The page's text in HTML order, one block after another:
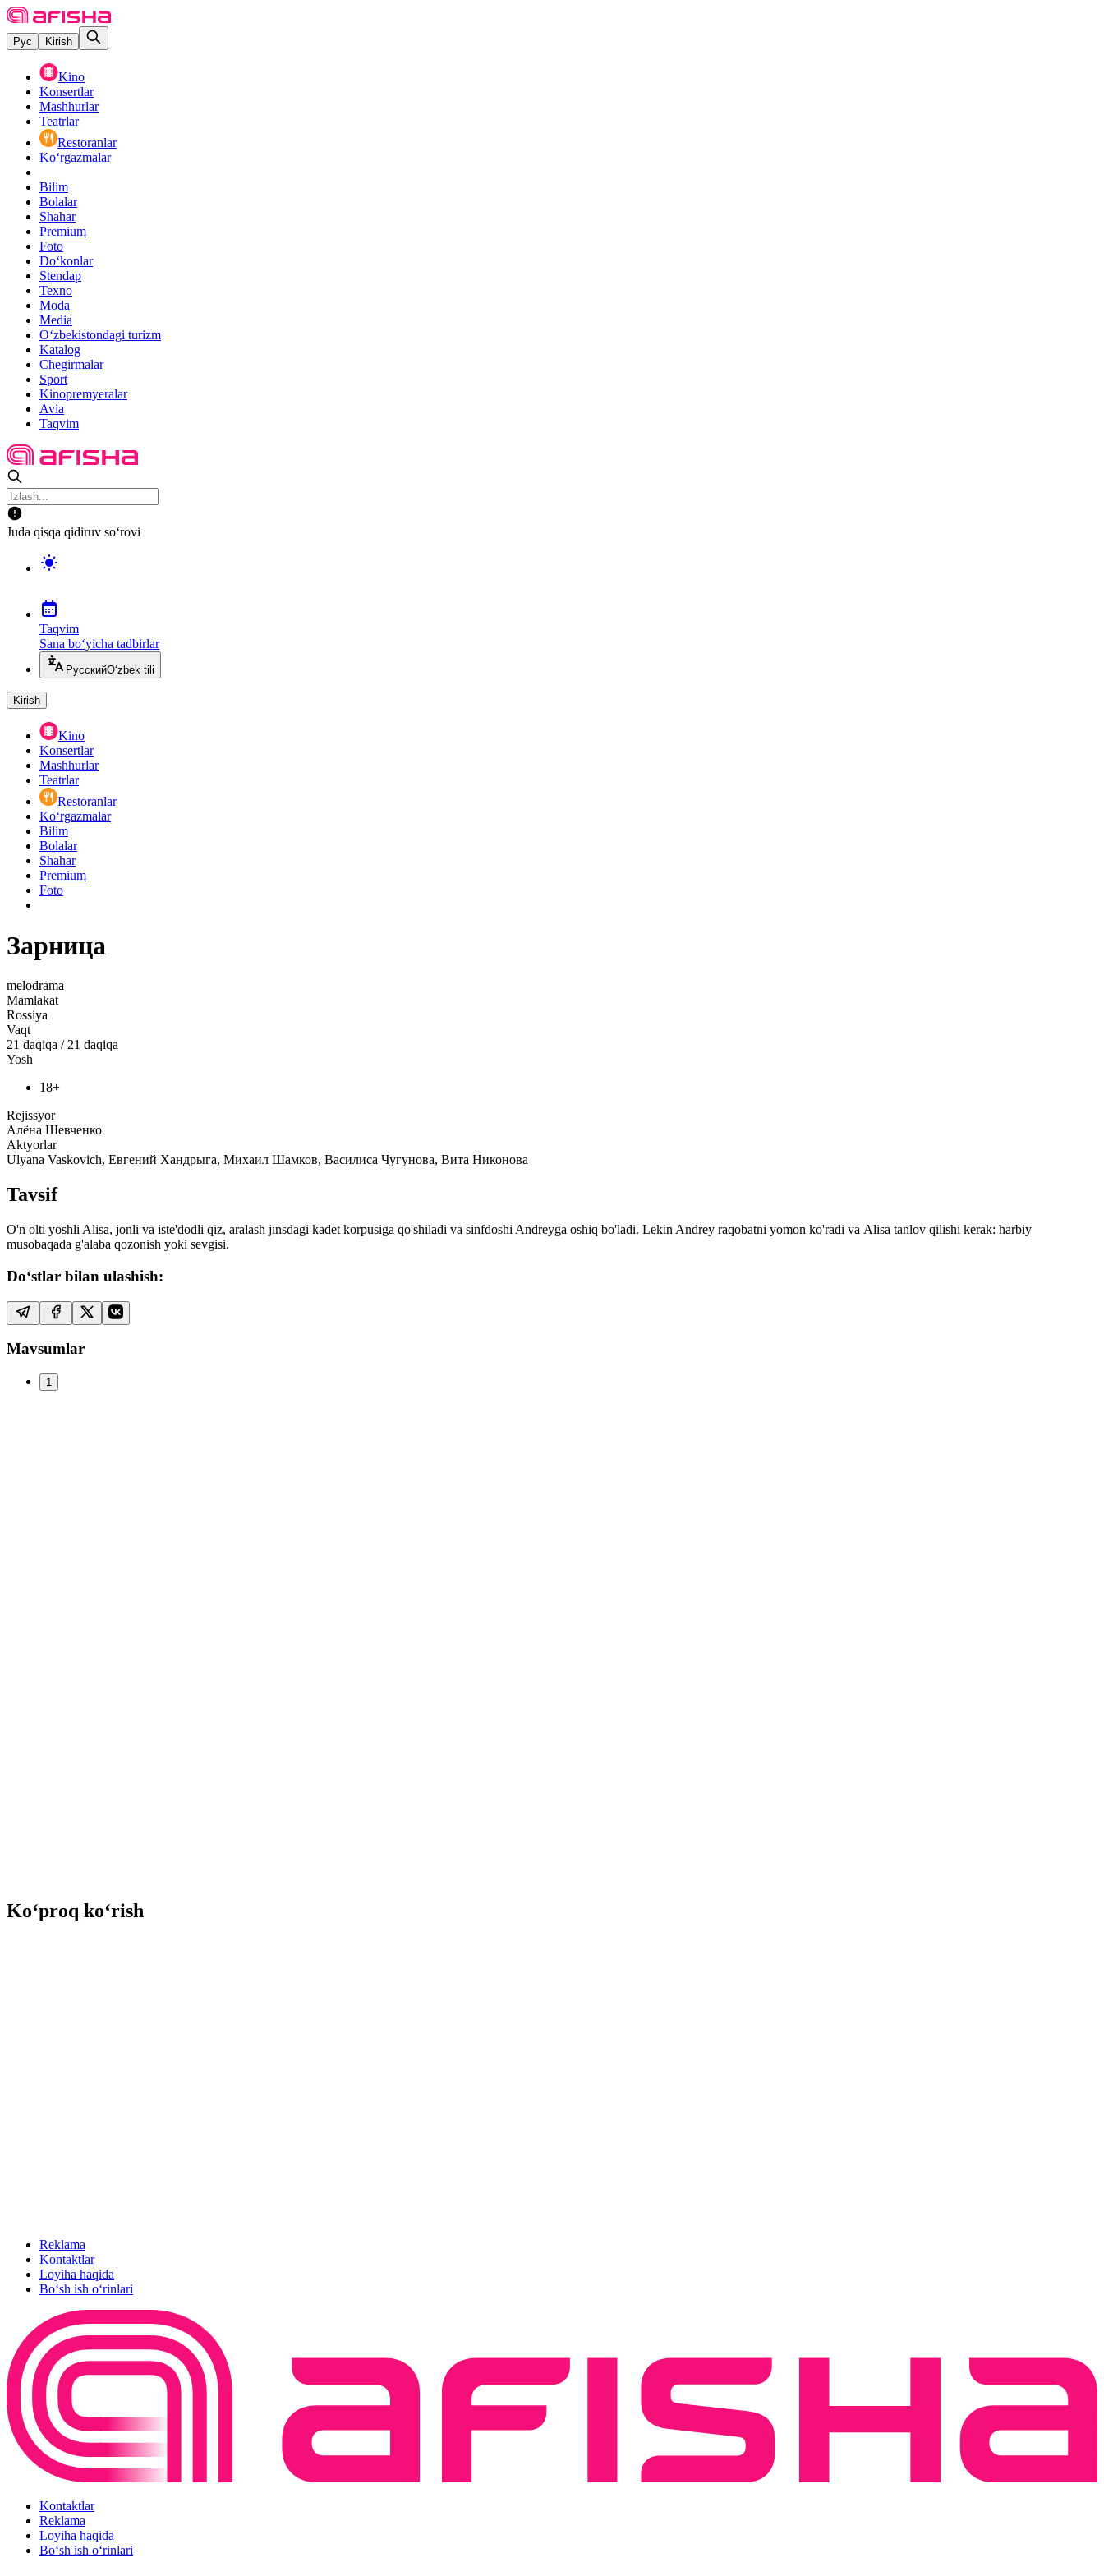
Рус Kirish
Kino
Konsertlar
Mashhurlar
Teatrlar
Restoranlar
Ko‘rgazmalar
Bilim
Bolalar
Shahar
Premium
Foto
Do‘konlar
Stendap
Texno
Moda
Media
O‘zbekistondagi turizm
Katalog
Chegirmalar
Sport
Kinopremyeralar
Avia
Taqvim
Juda qisqa qidiruv so‘rovi
Taqvim
Sana bo‘yicha tadbirlar
РусскийO‘zbek tili
Kirish
Kino
Konsertlar
Mashhurlar
Teatrlar
Restoranlar
Ko‘rgazmalar
Bilim
Bolalar
Shahar
Premium
Foto
Зарница
melodrama
Mamlakat
Rossiya
Vaqt
21 daqiqa / 21 daqiqa
Yosh
18+
Rejissyor
Алёна Шевченко
Aktyorlar
Ulyana Vaskovich, Евгений Хандрыга, Михаил Шамков, Василиса Чугунова, Вита Никонова
Tavsif
O'n olti yoshli Alisa, jonli va iste'dodli qiz, aralash jinsdagi kadet korpusiga qo'shiladi va sinfdoshi Andreyga oshiq bo'ladi. Lekin Andrey raqobatni yomon ko'radi va Alisa tanlov qilishi kerak: harbiy
musobaqada g'alaba qozonish yoki sevgisi.
Do‘stlar bilan ulashish:
Mavsumlar
1
Ko‘proq ko‘rish
Reklama
Kontaktlar
Loyiha haqida
Bo‘sh ish o‘rinlari
Kontaktlar
Reklama
Loyiha haqida
Bo‘sh ish o‘rinlari